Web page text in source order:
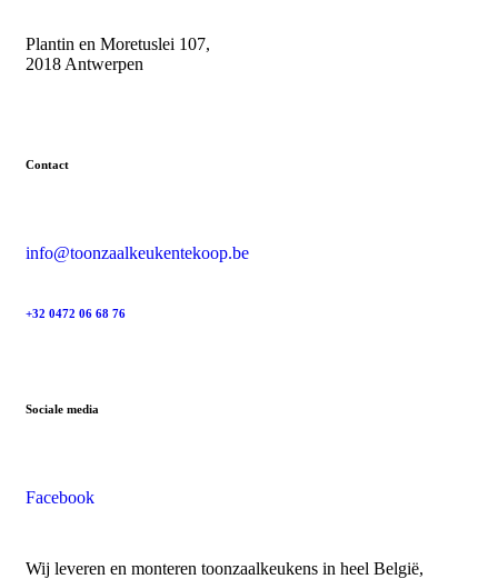
Plantin en Moretuslei 107,
2018 Antwerpen
Contact
info@toonzaalkeukentekoop.be
+32 0472 06 68 76
Sociale media
Facebook
Wij leveren en monteren toonzaalkeukens in heel België,